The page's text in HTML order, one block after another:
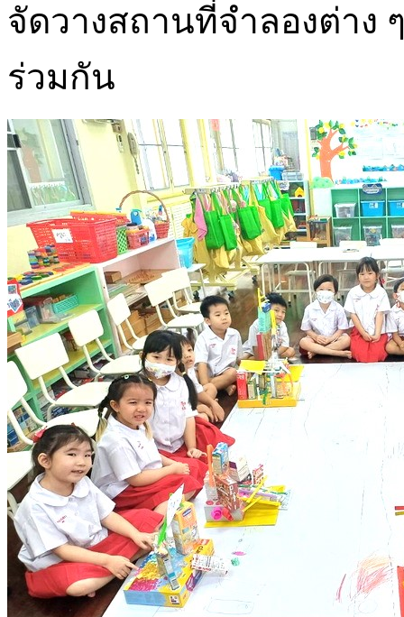
จัดวางสถานที่จำลองต่าง
ร่วมกัน